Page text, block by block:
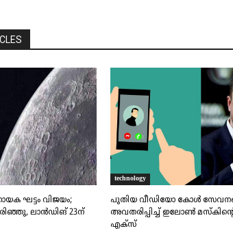
ഘട്ടം വിജയം;
ലാൻഡിങ്‌ 23ന്
technology
പുതിയ വീഡിയോ കോള്‍
അവതരിപ്പിച്ച് ഇലോണ്‍ മസ്‌കിന്റെ
എക്സ്